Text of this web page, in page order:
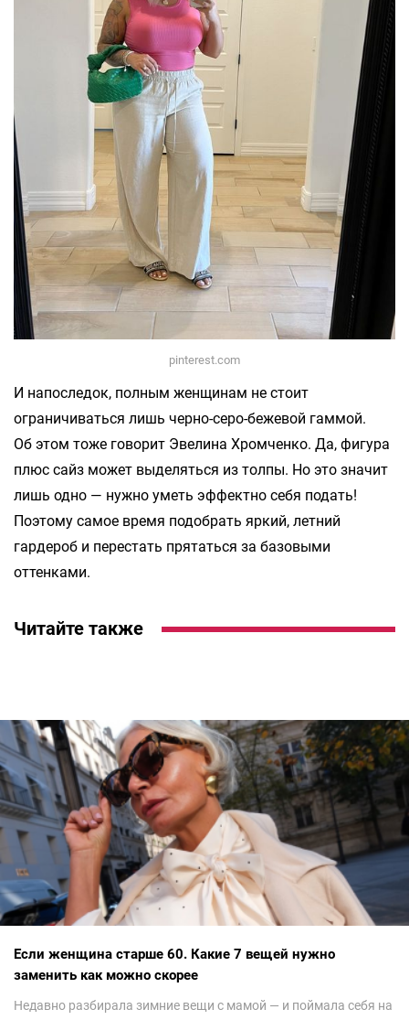
pinterest.com
И напоследок, полным женщинам не стоит
ограничиваться лишь черно-серо-бежевой гаммой.
Об этом тоже говорит Эвелина Хромченко. Да, фигура
плюс сайз может выделяться из толпы. Но это значит
лишь одно — нужно уметь эффектно себя подать!
Поэтому самое время подобрать яркий, летний
гардероб и перестать прятаться за базовыми
оттенками.
Читайте также
Если женщина старше 60. Какие 7 вещей нужно
заменить как можно скорее
Недавно разбирала зимние вещи с мамой — и поймала себя на